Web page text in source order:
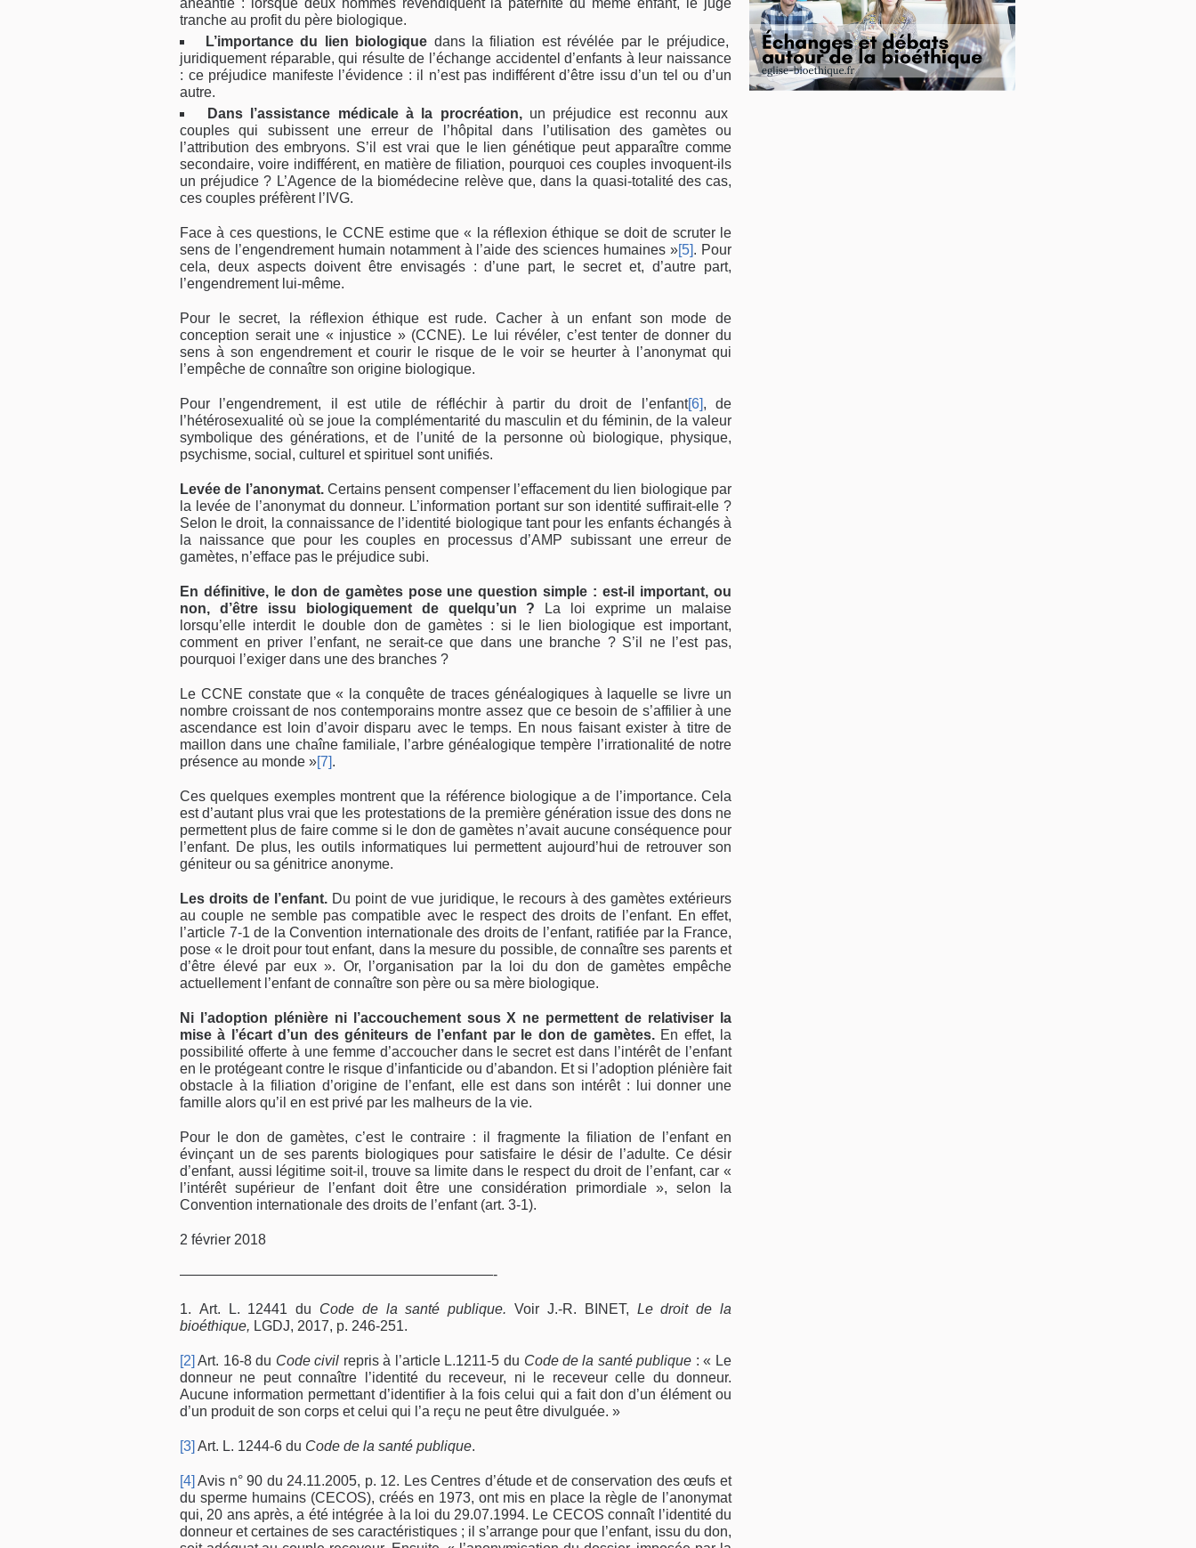
anéantie : lorsque deux hommes revendiquent la paternité du même enfant, le juge
tranche au profit du père biologique.
L’importance du lien biologique dans la filia­tion est révélée par le préjudice,
juridiquement réparable, qui résulte de l’échange accidentel d’en­fants à leur naissance
: ce préjudice manifeste l’évi­dence : il n’est pas indifférent d’être issu d’un tel ou d’un
autre.
Dans l’assistance médicale à la procréa­tion, un préjudice est reconnu aux
couples qui subissent une erreur de l’hôpital dans l’utilisation des gamètes ou
l’attribution des embryons. S’il est vrai que le lien génétique peut apparaître comme
secondaire, voire indifférent, en matière de filia­tion, pourquoi ces couples invoquent-ils
un préju­dice ? L’Agence de la biomédecine relève que, dans la quasi-totalité des cas,
ces couples préfèrent l’IVG.
Face à ces questions, le CCNE estime que « la réflexion éthique se doit de scruter le
sens de l’engendrement humain notamment à l’aide des sciences humaines »[5]. Pour
cela, deux aspects doivent être envisagés : d’une part, le secret et, d’autre part,
l’engendrement lui-même.
Pour le secret, la réflexion éthique est rude. Cacher à un enfant son mode de
conception serait une « injus­tice » (CCNE). Le lui révéler, c’est tenter de donner du
sens à son engendrement et courir le risque de le voir se heurter à l’anonymat qui
l’empêche de connaître son origine biologique.
Pour l’engendrement, il est utile de réfléchir à partir du droit de l’enfant[6], de
l’hétérosexualité où se joue la complémentarité du masculin et du féminin, de la valeur
symbolique des générations, et de l’unité de la personne où biologique, physique,
psychisme, social, culturel et spirituel sont unifiés.
Levée de l’anonymat. Certains pensent compenser l’effacement du lien biologique par
la levée de l’ano­nymat du donneur. L’information portant sur son identité suffirait-elle ?
Selon le droit, la connaissance de l’identité biologique tant pour les enfants échan­gés à
la naissance que pour les couples en processus d’AMP subissant une erreur de
gamètes, n’efface pas le préjudice subi.
En définitive, le don de gamètes pose une question simple : est-il important, ou
non, d’être issu biolo­giquement de quelqu’un ?
La loi exprime un malaise
lorsqu’elle interdit le double don de gamètes : si le lien biologique est important,
comment en priver l’enfant, ne serait-ce que dans une branche ? S’il ne l’est pas,
pourquoi l’exiger dans une des branches ?
Le CCNE constate que « la conquête de traces généa­logiques à laquelle se livre un
nombre croissant de nos contemporains montre assez que ce besoin de s’affilier à une
ascendance est loin d’avoir disparu avec le temps. En nous faisant exister à titre de
mail­lon dans une chaîne familiale, l’arbre généalogique tempère l’irrationalité de notre
présence au monde »[7].
Ces quelques exemples montrent que la référence bio­logique a de l’importance. Cela
est d’autant plus vrai que les protestations de la première génération issue des dons ne
permettent plus de faire comme si le don de gamètes n’avait aucune conséquence pour
l’enfant. De plus, les outils informatiques lui permettent aujourd’hui de retrouver son
géniteur ou sa génitrice anonyme.
Les droits de l’enfant. Du point de vue juridique, le recours à des gamètes extérieurs
au couple ne semble pas compatible avec le respect des droits de l’enfant. En effet,
l’article 7-1 de la Convention inter­nationale des droits de l’enfant, ratifiée par la France,
pose « le droit pour tout enfant, dans la mesure du possible, de connaître ses parents et
d’être élevé par eux ». Or, l’organisation par la loi du don de gamètes empêche
actuellement l’enfant de connaître son père ou sa mère biologique.
Ni l’adoption plénière ni l’accouchement sous X ne permettent de relativiser la
mise à l’écart d’un des géniteurs de l’enfant par le don de gamètes. En effet, la
possibilité offerte à une femme d’accoucher dans le secret est dans l’intérêt de l’enfant
en le proté­geant contre le risque d’infanticide ou d’abandon. Et si l’adoption plénière fait
obstacle à la filiation d’origine de l’enfant, elle est dans son intérêt : lui donner une
famille alors qu’il en est privé par les malheurs de la vie.
Pour le don de gamètes, c’est le contraire : il fragmente la filiation de l’enfant en
évinçant un de ses parents biologiques pour satisfaire le désir de l’adulte. Ce désir
d’enfant, aussi légitime soit-il, trouve sa limite dans le respect du droit de l’enfant, car «
l’intérêt supérieur de l’enfant doit être une considération primordiale », selon la
Convention internationale des droits de l’en­fant (art. 3-1).
2 février 2018
——————————————————————-
Art. L. 12441 du Code de la santé publique.Voir J.-R. BINET, Le droit de la
bioéthique, LGDJ, 2017, p. 246-251.
[2] Art. 16-8 du Code civil repris à l’article L.1211-5 du Code de la santé publique : « Le
donneur ne peut connaître l’identité du receveur, ni le receveur celle du donneur.
Aucune information permettant d’identifier à la fois celui qui a fait don d’un élément ou
d’un produit de son corps et celui qui l’a reçu ne peut être divulguée. »
[3] Art. L. 1244-6 du Code de la santé publique.
[4] Avis n° 90 du 24.11.2005, p. 12. Les Centres d’étude et de conservation des œufs et
du sperme humains (CECOS), créés en 1973, ont mis en place la règle de l’anonymat
qui, 20 ans après, a été intégrée à la loi du 29.07.1994. Le CECOS connaît l’identité du
donneur et certaines de ses caractéristiques ; il s’arrange pour que l’enfant, issu du don,